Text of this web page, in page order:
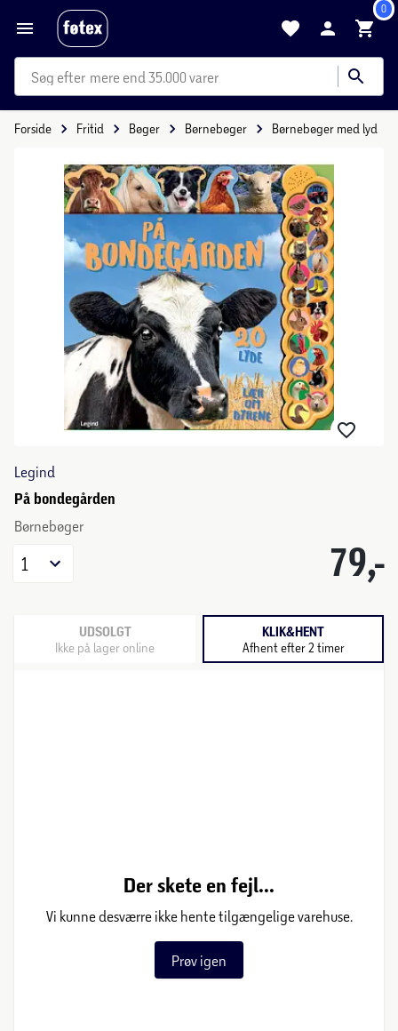
0
mere end 35.000 varer
Forside Fritid Bøger Børnebøger Børnebøger med lyd
Legind
På bondegården
Børnebøger
79,-
1
UDSOLGT
Ikke på lager online
KLIK&HENT
Afhent efter 2 timer
Der skete en fejl...
Vi kunne desværre ikke hente tilgængelige varehuse.
Prøv igen